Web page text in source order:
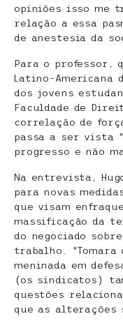
opiniões isso me
relação a essa
de anestesia da
Para o professor,
Latino-Americana
dos jovens
Faculdade de
correlação de
passa a ser vista
progresso e não
Na entrevista,
para novas
que visam
massificação da
do negociado
trabalho.
meninada em
(os sindicatos)
questões
que as alterações